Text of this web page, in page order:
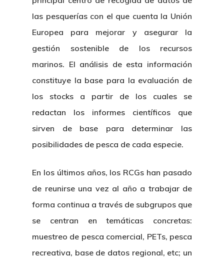
las pesquerías con el que cuenta la Unión
Europea para mejorar y asegurar la
gestión sostenible de los recursos
marinos. El análisis de esta información
constituye la base para la evaluación de
los stocks a partir de los cuales se
redactan los informes científicos que
sirven de base para determinar las
posibilidades de pesca de cada especie.
En los últimos años, los RCGs han pasado
de reunirse una vez al año a trabajar de
forma continua a través de subgrupos que
se centran en temáticas concretas:
muestreo de pesca comercial, PETs, pesca
recreativa, base de datos regional, etc; un